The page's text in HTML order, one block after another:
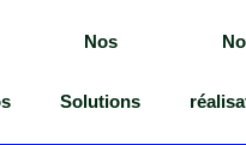
Nos
Solutions